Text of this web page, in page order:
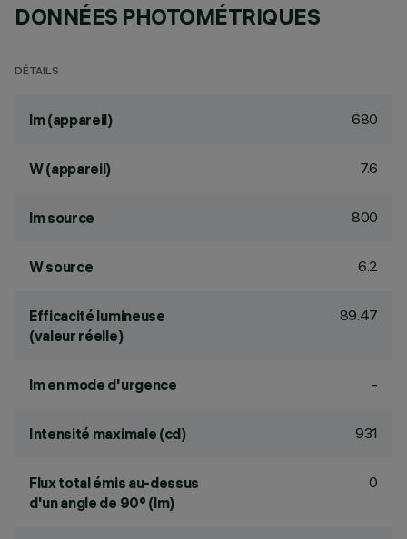
DONNÉES PHOTOMÉTRIQUES
DÉTAILS
lm (appareil) 680
W (appareil) 7.6
lm source 800
W source 6.2
Efficacité lumineuse
(valeur réelle)
89.47
lm en mode d'urgence -
Intensité maximale (cd) 931
Flux total émis au-dessus
d'un angle de 90° (lm)
0